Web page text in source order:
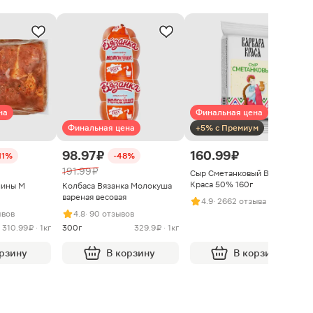
М
310.99 ₽ · 1кг
Финальная цена
98.97 ₽ -48%
191.99 ₽
Колбаса Вязанка Молокуша
вареная весовая
4.8· 90 отзывов
300г
329.9 ₽ · 1кг
В корзину
Финальная цена
+5% с Премиум
160.99 ₽
Сыр Сметанковый Варвара
Краса 50% 160г
4.9· 2662 отзыва
В корзину